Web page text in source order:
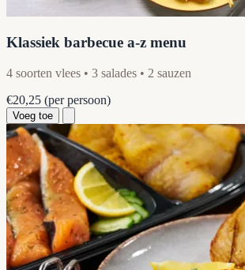
Klassiek barbecue a-z menu
4 soorten vlees • 3 salades • 2 sauzen
€20,25 (per persoon)
Voeg toe